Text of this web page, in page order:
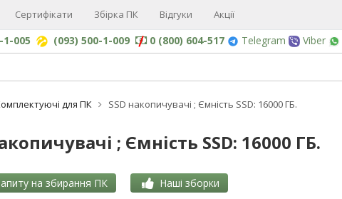
Сертифікати Збірка ПК Відгуки Акції
1-005 (093) 500-1-009 0 (800) 604-517 Telegram Viber
для ПК SSD накопичувачі ; Ємність SSD: 16000 ГБ.
; Ємність SSD: 16000 ГБ.
на збирання ПК Наші зборки